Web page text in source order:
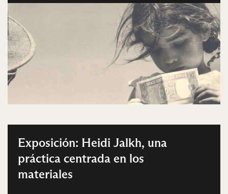
Exposición: Heidi Jalkh, una
práctica centrada en los
materiales